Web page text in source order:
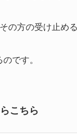
の方の受け止め
です。
こちら